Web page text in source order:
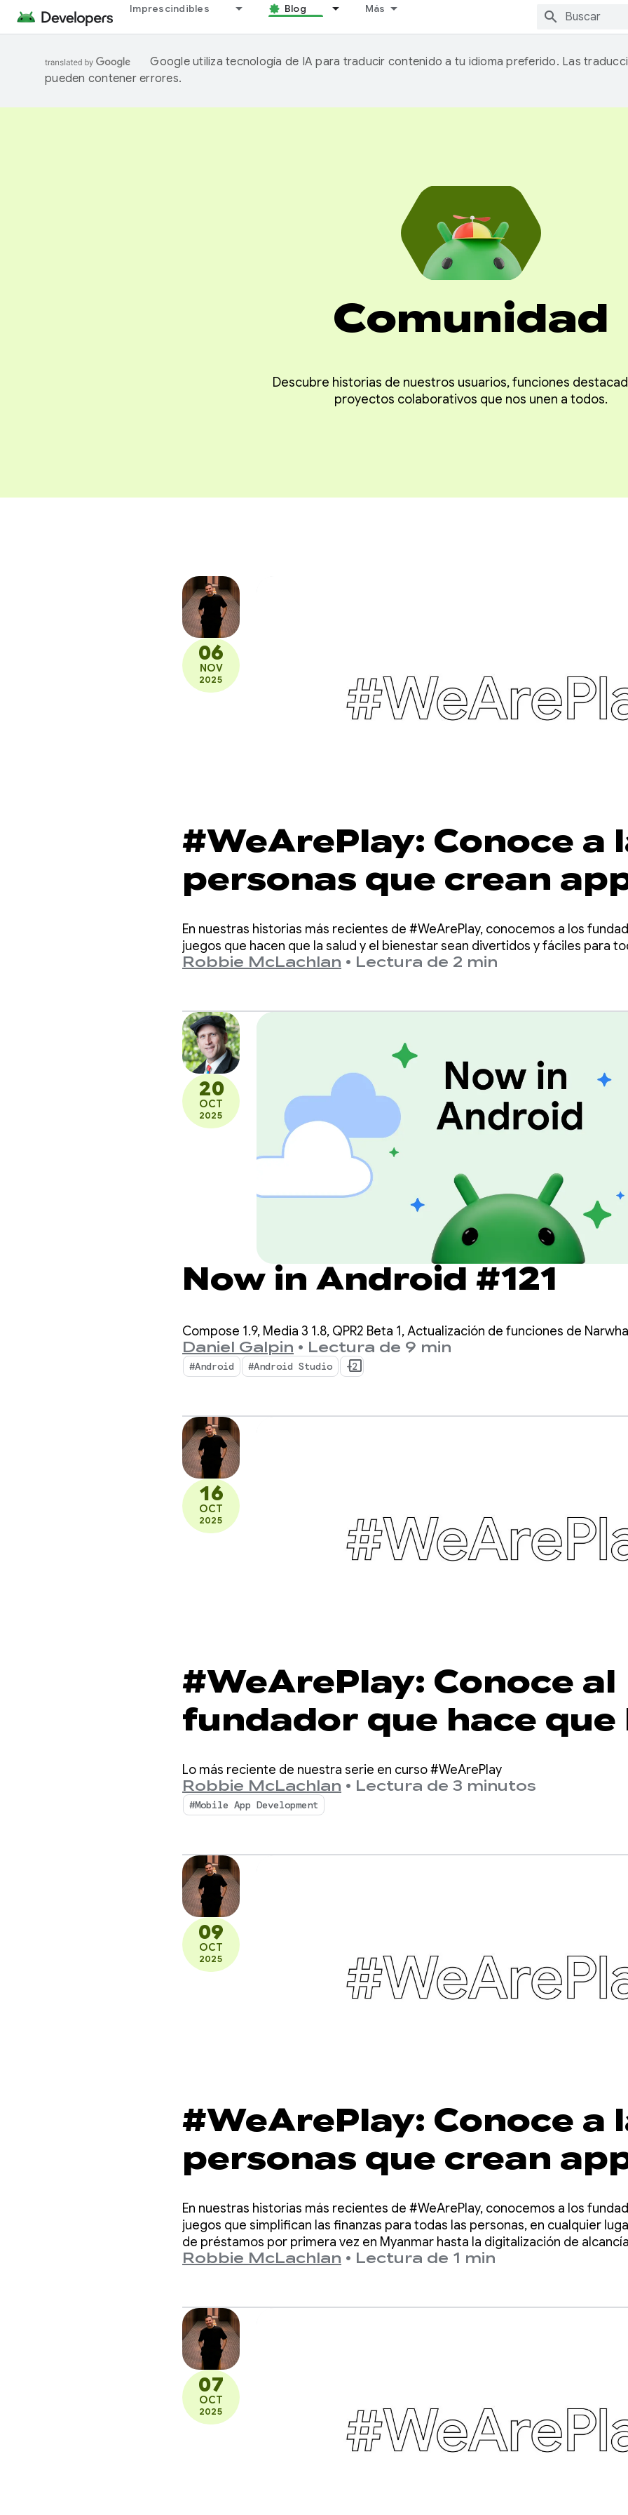
Imprescindibles Blog Más
Google utiliza tecnología de IA para traducir contenido a tu idioma preferido. Las
pueden contener errores.
Comunidad
Descubre historias de nuestros usuarios, funciones
proyectos colaborativos que nos unen a todos.
06
NOV
2025
#WeArePlay: Conoce a
personas que crean
juegos para mejorar tu
salud
En nuestras historias más recientes de #WeArePlay, conocemos a los
juegos que hacen que la salud y el bienestar sean divertidos y fáciles para
Robbie McLachlan • Lectura de 2 min
20
OCT
2025
Now in Android #121
Compose 1.9, Media 3 1.8, QPR2 Beta 1, Actualización de funciones de
Daniel Galpin • Lectura de 9 min
#Android #Android Studio +2
16
OCT
2025
#WeArePlay: Conoce al
fundador que hace que
concientización sobre el
cáncer de mama sea
Lo más reciente de nuestra serie en curso #WeArePlay
Robbie McLachlan • Lectura de 3 minutos
#Mobile App Development
09
OCT
2025
#WeArePlay: Conoce a
personas que crean
juegos que simplifican
finanzas para todos, en
cualquier lugar
En nuestras historias más recientes de #WeArePlay, conocemos a los
juegos que simplifican las finanzas para todas las personas, en cualquier
de préstamos por primera vez en Myanmar hasta la digitalización de
ahorradores en Nigeria, estos fundadores están derribando las barreras
Robbie McLachlan • Lectura de 1 min
07
OCT
2025